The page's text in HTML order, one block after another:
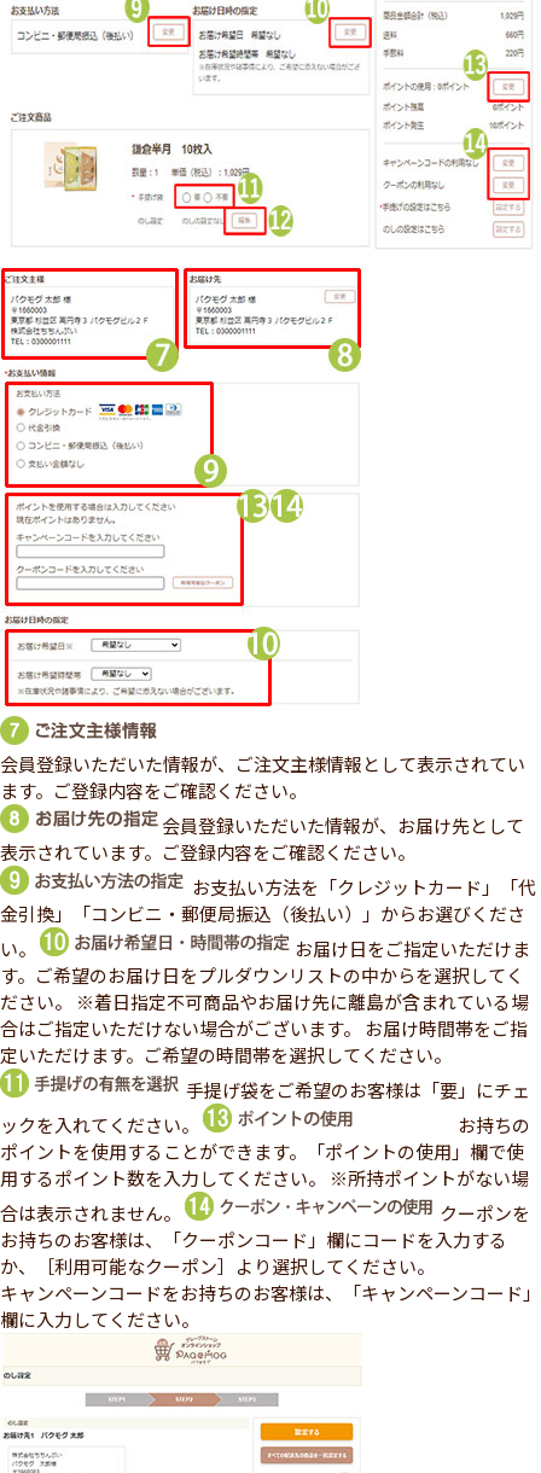
会員登録いただいた情報が、ご注文主様情報として表示されてい
ます。ご登録内容をご確認ください。
会員登録いただいた情報が、お届け先として
表示されています。ご登録内容をご確認ください。
お支払い方法を「クレジットカード」「代
金引換」「コンビニ・郵便局振込（後払い）」からお選びくださ
い。
お届け日をご指定いただけま
す。ご希望のお届け日をプルダウンリストの中からを選択してく
ださい。
※着日指定不可商品やお届け先に離島が含まれている場
合はご指定いただけない場合がございます。
お届け時間帯をご指
定いただけます。ご希望の時間帯を選択してください。
手提げ袋をご希望のお客様は「要」にチェ
ックを入れてください。
お持ちの
ポイントを使用することができます。「ポイントの使用」欄で使
用するポイント数を入力してください。
※所持ポイントがない場
合は表示されません。
クーポンを
お持ちのお客様は、「クーポンコード」欄にコードを入力する
か、［利用可能なクーポン］より選択してください。
キャンペーンコードをお持ちのお客様は、「キャンペーンコード」
欄に入力してください。